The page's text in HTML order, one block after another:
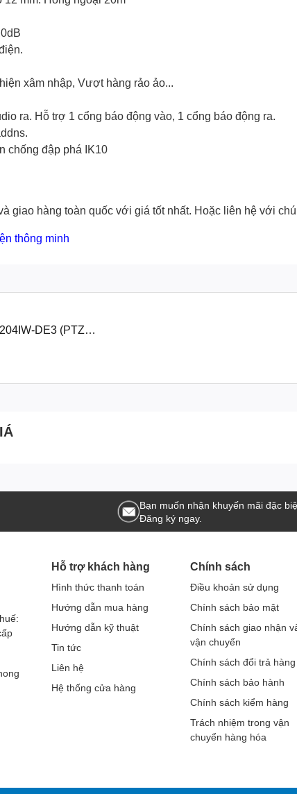
xâm nhập, Vượt hàng rảo ảo...
ra. Hỗ trợ 1 cổng báo động vào, 1 cổng báo động ra.
chống đập phá IK10
giao hàng toàn quốc với giá tốt nhất. Hoặc liên hệ với
thông minh
DE3 (PTZ
Bạn muốn nhận khuyến mãi đặc
Đăng ký ngay.
Hỗ trợ khách hàng
Hình thức thanh toán
Hướng dẫn mua hàng
Hướng dẫn kỹ thuật
Tin tức
Liên hệ
Hệ thống cửa hàng
Chính sách
Điều khoản sử dụng
Chính sách bảo mật
Chính sách giao nhận
vận chuyển
Chính sách đổi trả hàng
Chính sách bảo hành
Chính sách kiểm hàng
Trách nhiệm trong vận
chuyển hàng hóa